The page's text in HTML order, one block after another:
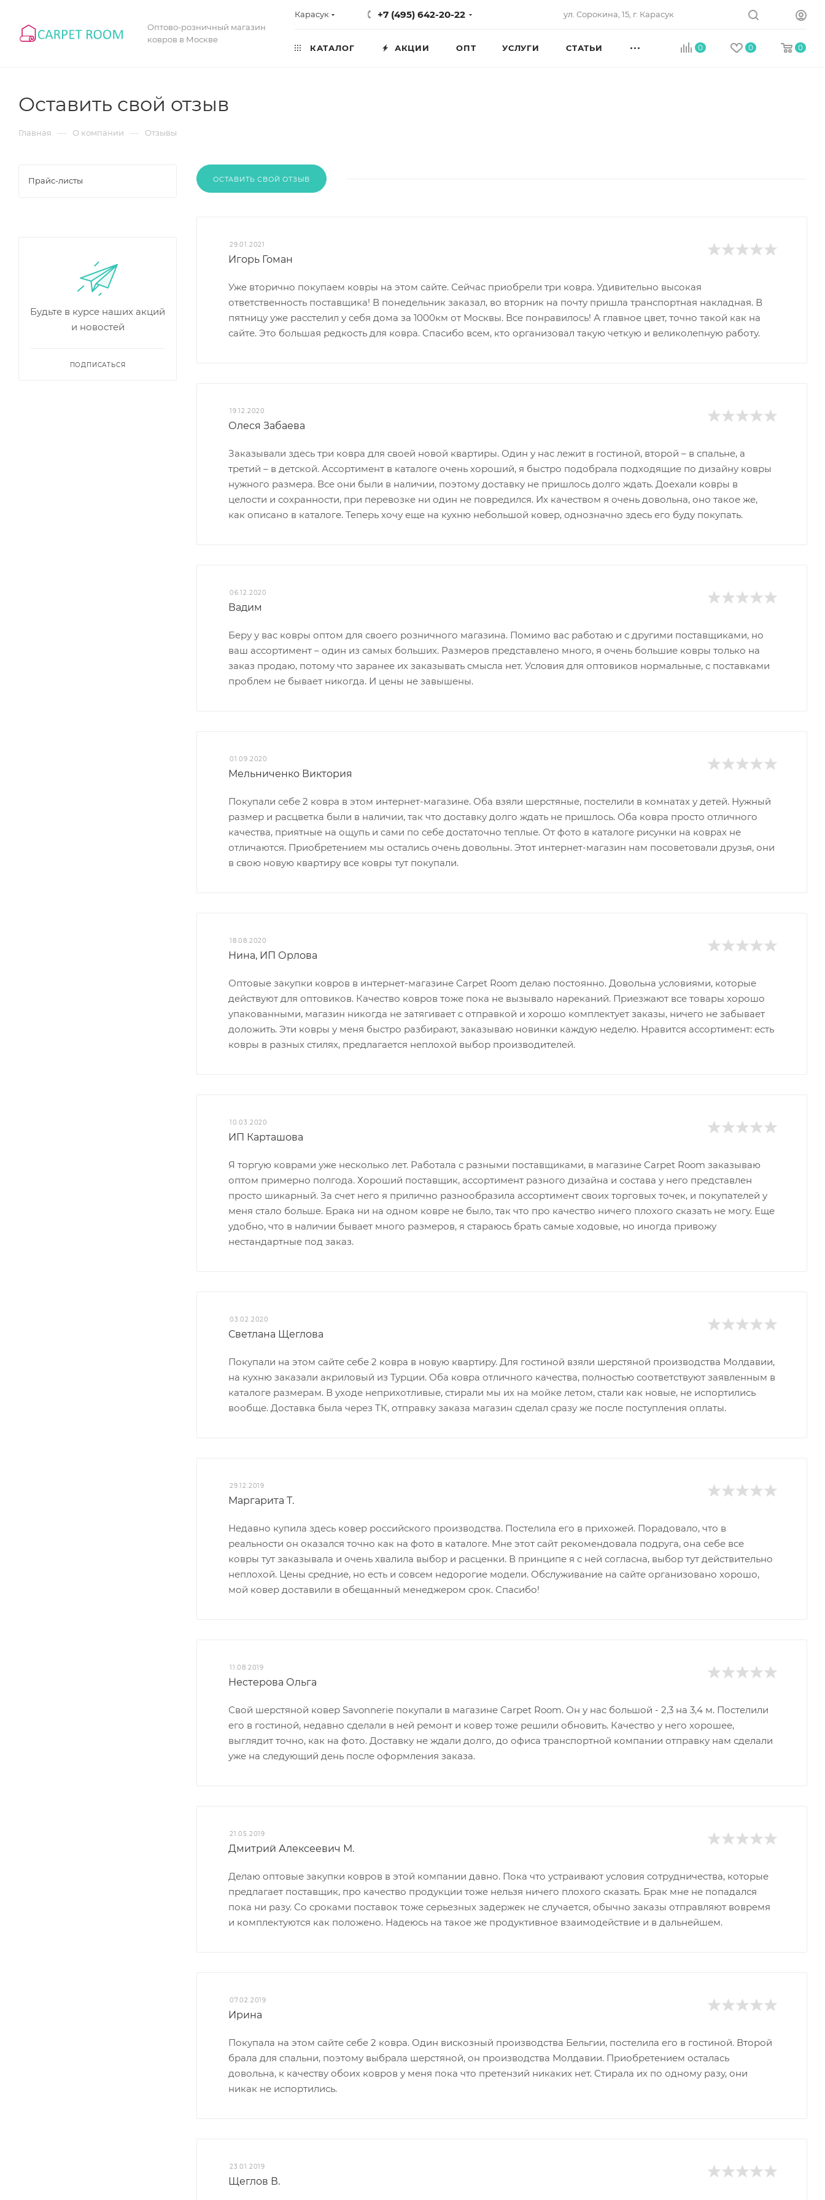
Оптово-розничный магазин
ковров в Москве
Карасук +7 (495) 642-20-22 ул. Сорокина, 15, г. Карасук
0 0 0
КАТАЛОГ АКЦИИ ОПТ УСЛУГИ СТАТЬИ
Оставить свой отзыв
Главная — О компании — Отзывы
ОСТАВИТЬ СВОЙ ОТЗЫВ
29.01.2021
Игорь Гоман
Уже вторично покупаем ковры на этом сайте. Сейчас приобрели три ковра. Удивительно высокая
ответственность поставщика! В понедельник заказал, во вторник на почту пришла транспортная накладная. В
пятницу уже расстелил у себя дома за 1000км от Москвы. Все понравилось! А главное цвет, точно такой как на
сайте. Это большая редкость для ковра. Спасибо всем, кто организовал такую четкую и великолепную работу.
19.12.2020
Олеся Забаева
Заказывали здесь три ковра для своей новой квартиры. Один у нас лежит в гостиной, второй – в спальне, а
третий – в детской. Ассортимент в каталоге очень хороший, я быстро подобрала подходящие по дизайну ковры
нужного размера. Все они были в наличии, поэтому доставку не пришлось долго ждать. Доехали ковры в
целости и сохранности, при перевозке ни один не повредился. Их качеством я очень довольна, оно такое же,
как описано в каталоге. Теперь хочу еще на кухню небольшой ковер, однозначно здесь его буду покупать.
06.12.2020
Вадим
Беру у вас ковры оптом для своего розничного магазина. Помимо вас работаю и с другими поставщиками, но
ваш ассортимент – один из самых больших. Размеров представлено много, я очень большие ковры только на
заказ продаю, потому что заранее их заказывать смысла нет. Условия для оптовиков нормальные, с поставками
проблем не бывает никогда. И цены не завышены.
01.09.2020
Мельниченко Виктория
Покупали себе 2 ковра в этом интернет-магазине. Оба взяли шерстяные, постелили в комнатах у детей. Нужный
размер и расцветка были в наличии, так что доставку долго ждать не пришлось. Оба ковра просто отличного
качества, приятные на ощупь и сами по себе достаточно теплые. От фото в каталоге рисунки на коврах не
отличаются. Приобретением мы остались очень довольны. Этот интернет-магазин нам посоветовали друзья, они
в свою новую квартиру все ковры тут покупали.
18.08.2020
Нина, ИП Орлова
Оптовые закупки ковров в интернет-магазине Carpet Room делаю постоянно. Довольна условиями, которые
действуют для оптовиков. Качество ковров тоже пока не вызывало нареканий. Приезжают все товары хорошо
упакованными, магазин никогда не затягивает с отправкой и хорошо комплектует заказы, ничего не забывает
доложить. Эти ковры у меня быстро разбирают, заказываю новинки каждую неделю. Нравится ассортимент: есть
ковры в разных стилях, предлагается неплохой выбор производителей.
10.03.2020
ИП Карташова
Я торгую коврами уже несколько лет. Работала с разными поставщиками, в магазине Carpet Room заказываю
оптом примерно полгода. Хороший поставщик, ассортимент разного дизайна и состава у него представлен
просто шикарный. За счет него я прилично разнообразила ассортимент своих торговых точек, и покупателей у
меня стало больше. Брака ни на одном ковре не было, так что про качество ничего плохого сказать не могу. Еще
удобно, что в наличии бывает много размеров, я стараюсь брать самые ходовые, но иногда привожу
нестандартные под заказ.
03.02.2020
Светлана Щеглова
Покупали на этом сайте себе 2 ковра в новую квартиру. Для гостиной взяли шерстяной производства Молдавии,
на кухню заказали акриловый из Турции. Оба ковра отличного качества, полностью соответствуют заявленным в
каталоге размерам. В уходе неприхотливые, стирали мы их на мойке летом, стали как новые, не испортились
вообще. Доставка была через ТК, отправку заказа магазин сделал сразу же после поступления оплаты.
29.12.2019
Маргарита Т.
Недавно купила здесь ковер российского производства. Постелила его в прихожей. Порадовало, что в
реальности он оказался точно как на фото в каталоге. Мне этот сайт рекомендовала подруга, она себе все
ковры тут заказывала и очень хвалила выбор и расценки. В принципе я с ней согласна, выбор тут действительно
неплохой. Цены средние, но есть и совсем недорогие модели. Обслуживание на сайте организовано хорошо,
мой ковер доставили в обещанный менеджером срок. Спасибо!
11.08.2019
Нестерова Ольга
Свой шерстяной ковер Savonnerie покупали в магазине Carpet Room. Он у нас большой - 2,3 на 3,4 м. Постелили
его в гостиной, недавно сделали в ней ремонт и ковер тоже решили обновить. Качество у него хорошее,
выглядит точно, как на фото. Доставку не ждали долго, до офиса транспортной компании отправку нам сделали
уже на следующий день после оформления заказа.
21.05.2019
Дмитрий Алексеевич М.
Делаю оптовые закупки ковров в этой компании давно. Пока что устраивают условия сотрудничества, которые
предлагает поставщик, про качество продукции тоже нельзя ничего плохого сказать. Брак мне не попадался
пока ни разу. Со сроками поставок тоже серьезных задержек не случается, обычно заказы отправляют вовремя
и комплектуются как положено. Надеюсь на такое же продуктивное взаимодействие и в дальнейшем.
07.02.2019
Ирина
Покупала на этом сайте себе 2 ковра. Один вискозный производства Бельгии, постелила его в гостиной. Второй
брала для спальни, поэтому выбрала шерстяной, он производства Молдавии. Приобретением осталась
довольна, к качеству обоих ковров у меня пока что претензий никаких нет. Стирала их по одному разу, они
никак не испортились.
23.01.2019
Щеглов В.
Прайс-листы
Будьте в курсе наших акций
и новостей
ПОДПИСАТЬСЯ